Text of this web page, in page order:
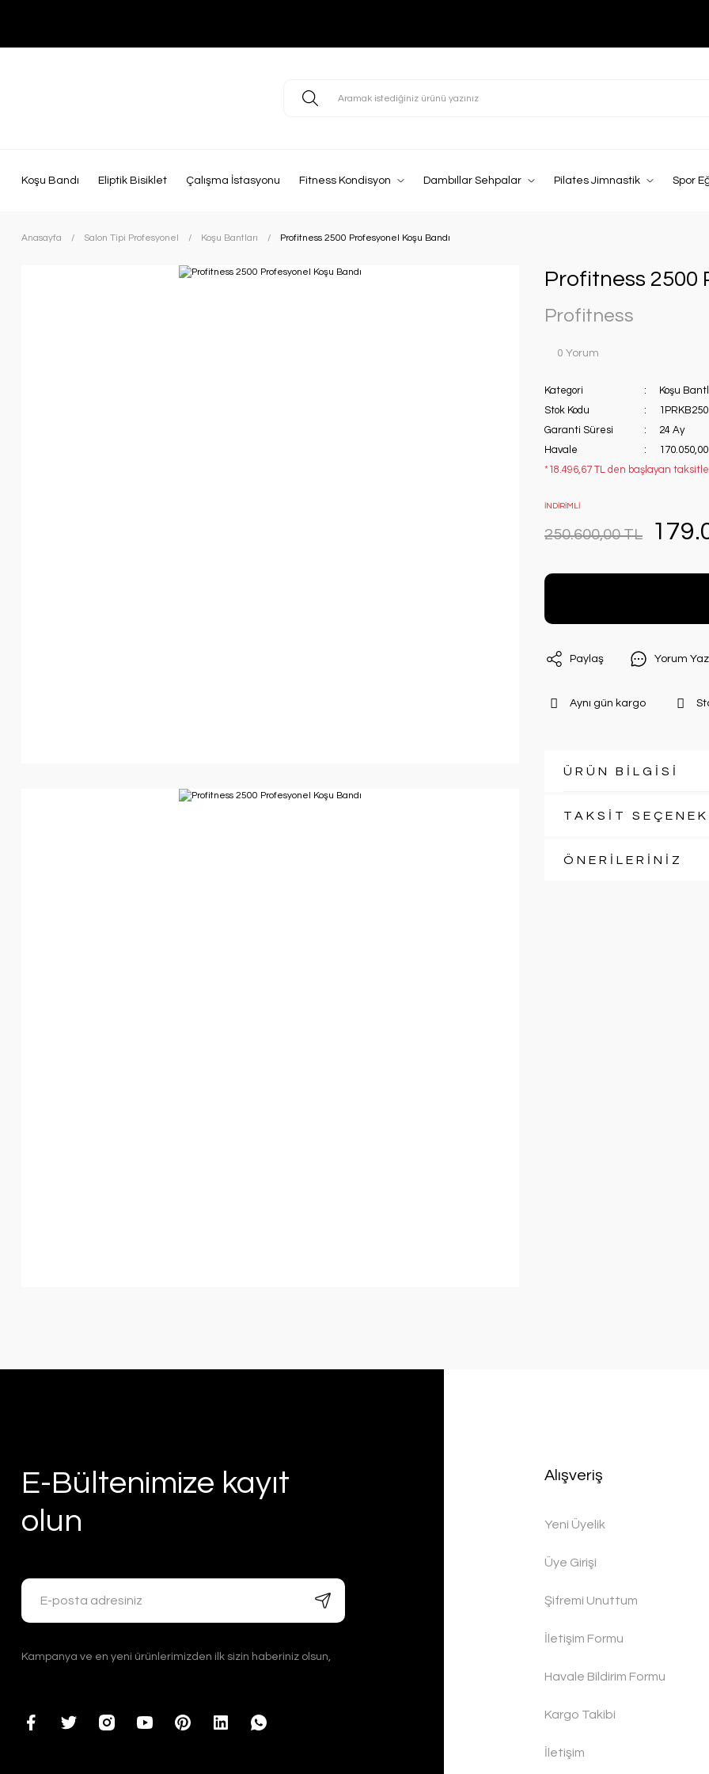
Koşu Bandı Eliptik Bisiklet Çalışma İstasyonu Fitness Kondisyon Dambıllar Sehpalar Pilates Jimnastik Spor
Anasayfa Salon Tipi Profesyonel Koşu Bantları Profitness 2500 Profesyonel Koşu Bandı
Profitness 2500
Profitness
0 Yorum
Kategori
Koşu
Stok Kodu
Garanti Süresi
24 Ay
Havale
*18.496,67 TL den başlayan
İNDİRİMLİ
250.600,00 TL
Paylaş Yorum Yaz
Aynı gün kargo
ÜRÜN BİLGİSİ
TAKSİT
ÖNERİLERİNİZ
E-Bültenimize kayıt
olun
Kampanya ve en yeni ürünlerimizden ilk sizin haberiniz olsun,
Alışveriş
Yeni Üyelik
Üye Girişi
Şifremi Unuttum
İletişim Formu
Havale Bildirim Formu
Kargo Takibi
İletişim